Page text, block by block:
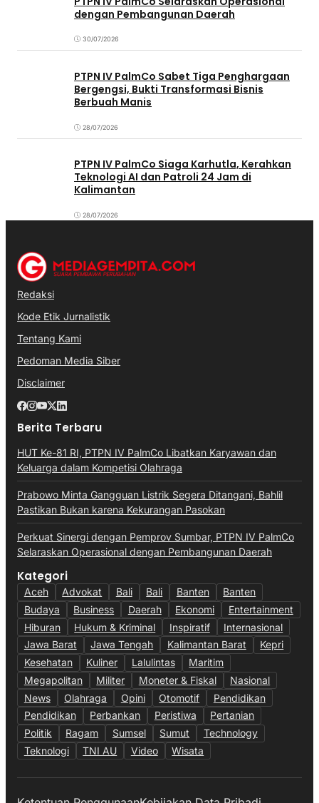
dengan Pembangunan Daerah
30/07/2026
PTPN IV PalmCo Sabet Tiga Penghargaan
Bergengsi, Bukti Transformasi Bisnis
Berbuah Manis
28/07/2026
PTPN IV PalmCo Siaga Karhutla, Kerahkan
Teknologi AI dan Patroli 24 Jam di
Kalimantan
28/07/2026
Redaksi
Kode Etik Jurnalistik
Tentang Kami
Pedoman Media Siber
Disclaimer
Berita Terbaru
HUT Ke-81 RI, PTPN IV PalmCo Libatkan Karyawan dan
Keluarga dalam Kompetisi Olahraga
Prabowo Minta Gangguan Listrik Segera Ditangani, Bahlil
Pastikan Bukan karena Kekurangan Pasokan
Perkuat Sinergi dengan Pemprov Sumbar, PTPN IV PalmCo
Selaraskan Operasional dengan Pembangunan Daerah
Kategori
Aceh Advokat Bali Bali Banten
Banten
Budaya
Business Daerah Ekonomi
Entertainment
Hiburan
Hukum & Kriminal Inspiratif
Internasional
Jawa Barat
Jawa Tengah Kalimantan Barat
Kepri
Kesehatan
Kuliner Lalulintas
Maritim
Megapolitan
Militer Moneter & Fiskal
Nasional
News
Olahraga Opini Otomotif
Pendidikan
Pendidikan
Perbankan Peristiwa
Pertanian
Politik
Ragam Sumsel Sumut
Technology
Teknologi
TNI AU Video Wisata